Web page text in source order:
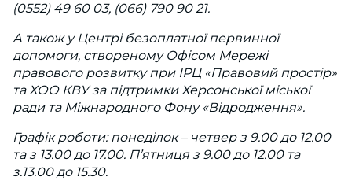
(0552) 49 60 03, (066) 790 90 21.
А також у Центрі безоплатної первинної
допомоги, створеному Офісом Мережі
правового розвитку при ІРЦ «Правовий простір»
та ХОО КВУ за підтримки Херсонської міської
ради та Міжнародного Фону «Відродження».
Графік роботи: понеділок – четвер з 9.00 до 12.00
та з 13.00 до 17.00. П’ятниця з 9.00 до 12.00 та
з.13.00 до 15.30.